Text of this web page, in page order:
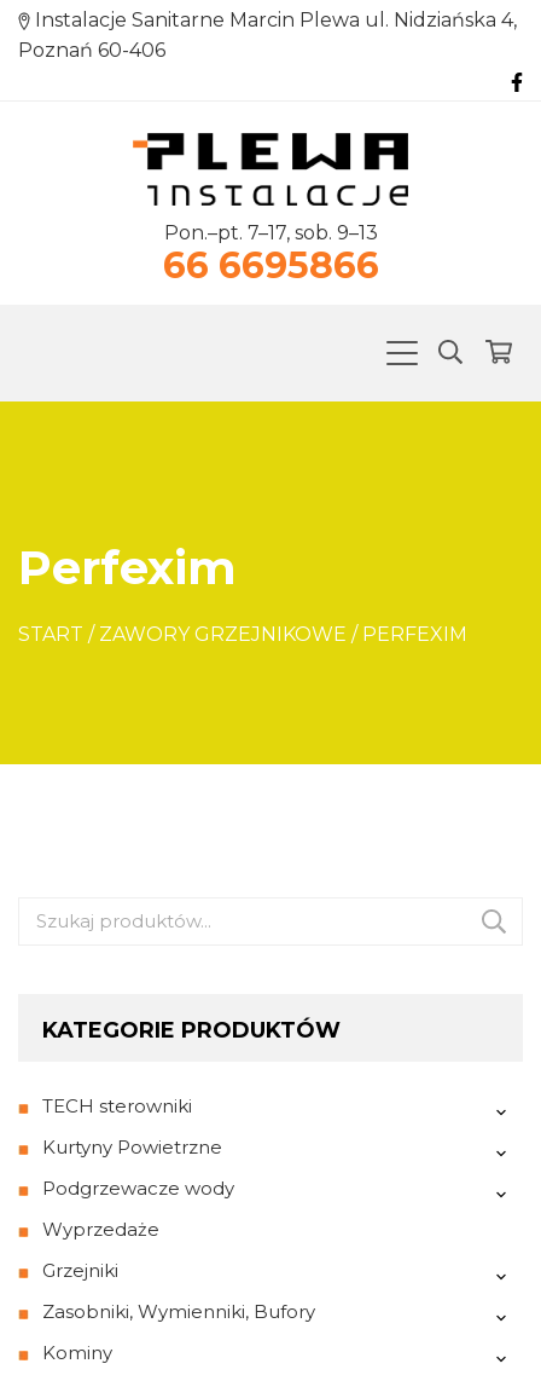
Instalacje Sanitarne Marcin Plewa ul. Nidziańska 4,
Poznań 60-406
Pon.–pt. 7–17, sob. 9–13
66 6695866
Perfexim
START / ZAWORY GRZEJNIKOWE / PERFEXIM
Szukaj:
KATEGORIE PRODUKTÓW
TECH sterowniki
Kurtyny Powietrzne
Podgrzewacze wody
Wyprzedaże
Grzejniki
Zasobniki, Wymienniki, Bufory
Kominy